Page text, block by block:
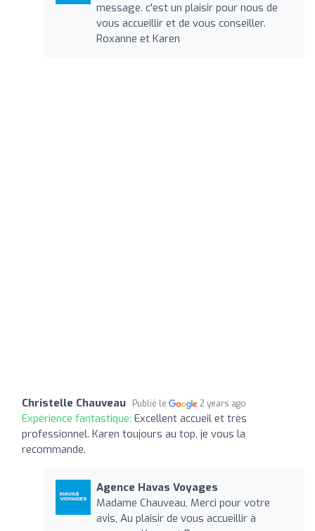
message. c'est un plaisir pour nous de
vous accueillir et de vous conseiller.
Roxanne et Karen
Christelle Chauveau Publié le 2 years ago
Expérience fantastique: Excellent accueil et très
professionnel. Karen toujours au top, je vous la
recommande.
Agence Havas Voyages
Madame Chauveau, Merci pour votre
avis, Au plaisir de vous accueillir à